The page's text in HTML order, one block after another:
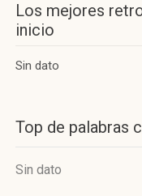
Los mejores
inicio
Sin dato
Top de palabras
Sin dato